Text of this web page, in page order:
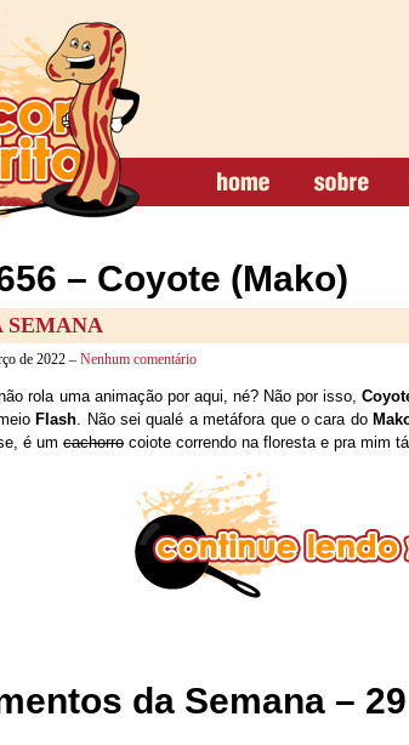
– Coyote (Mako)
SEMANA
de 2022 – Nenhum comentário
rola uma animação por aqui, né? Não por isso,
Flash. Não sei qualé a metáfora que o cara do
é um cachorro coiote correndo na floresta e pra mim
da Semana –